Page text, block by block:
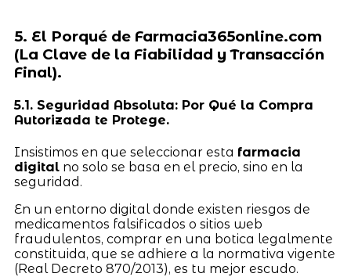
5. El Porqué de Farmacia365online.com
(La Clave de la Fiabilidad y Transacción
Final).
5.1. Seguridad Absoluta: Por Qué la Compra
Autorizada te Protege.
Insistimos en que seleccionar esta farmacia
digitalno solo se basa en el precio, sino en la
seguridad.
En un entorno digital donde existen riesgos de
medicamentos falsificados o sitios web
fraudulentos, comprar en una botica legalmente
constituida, que se adhiere a la normativa vigente
(Real Decreto 870/2013), es tu mejor escudo.